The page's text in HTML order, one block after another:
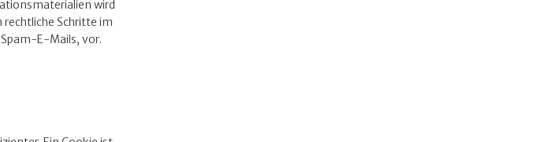
wird
rechtliche Schritte im
E-Mails, vor.